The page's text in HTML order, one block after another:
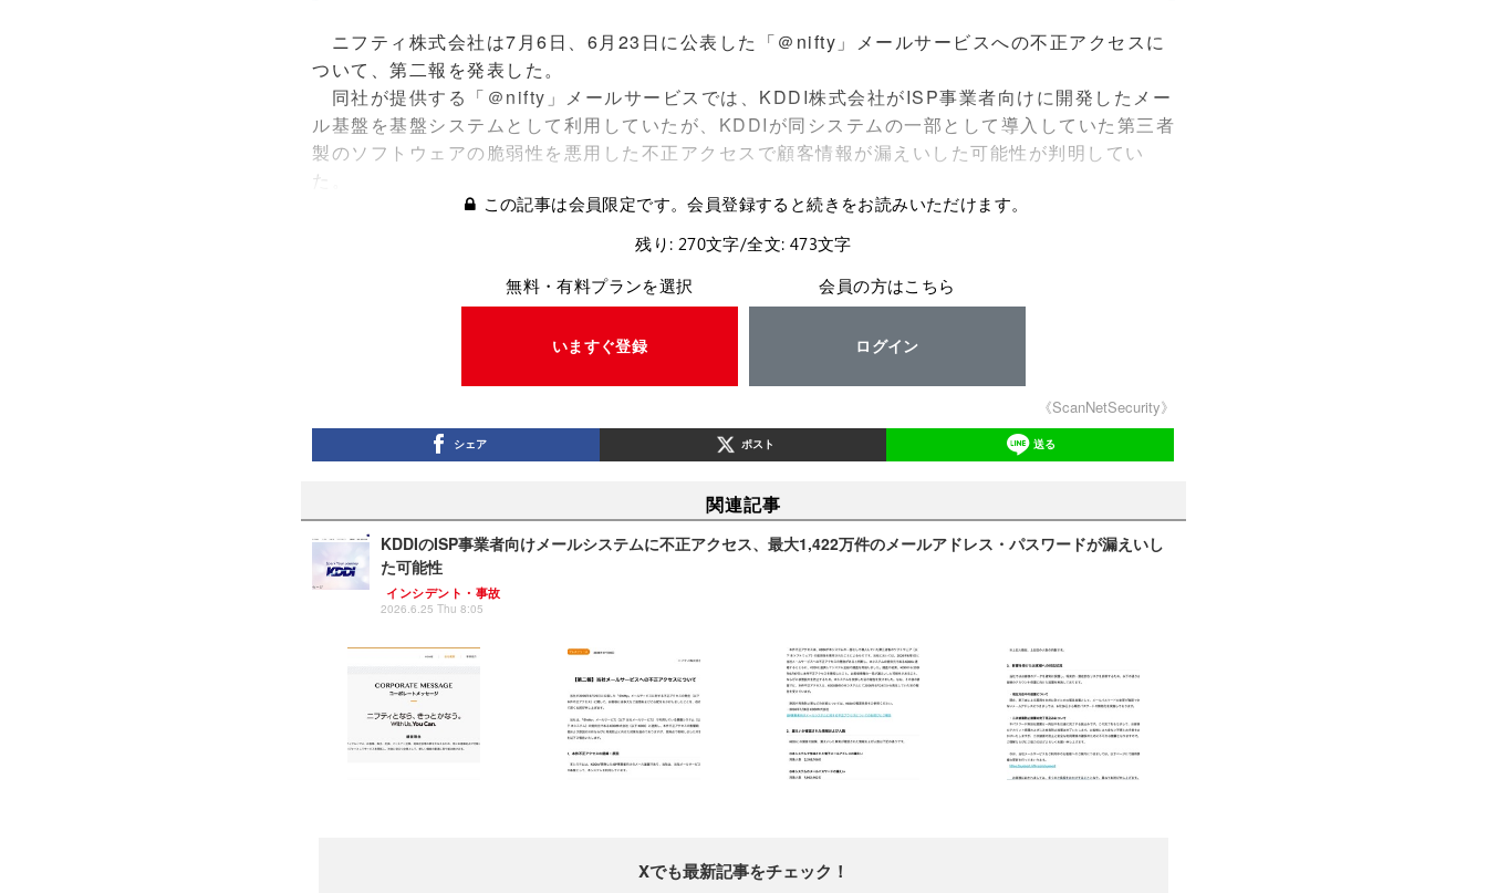
ニフティ株式会社は7月6日、6月23日に公表した「＠nifty」メールサービスへの不正アクセスに
ついて、第二報を発表した。
同社が提供する「＠nifty」メールサービスでは、KDDI株式会社がISP事業者向けに開発したメー
ル基盤を基盤システムとして利用していたが、KDDIが同システムの一部として導入していた第三者
製のソフトウェアの脆弱性を悪用した不正アクセスで顧客情報が漏えいした可能性が判明してい
た。
この記事は会員限定です。会員登録すると続きをお読みいただけます。
残り: 270文字/全文: 473文字
無料・有料プランを選択
いますぐ登録
会員の方はこちら
ログイン
《ScanNetSecurity》
シェア ポスト 送る
関連記事
KDDIのISP事業者向けメールシステムに不正アクセス、最大1,422万件のメールアドレス・パスワードが漏えいし
た可能性
インシデント・事故
2026.6.25 Thu 8:05
Xでも最新記事をチェック！